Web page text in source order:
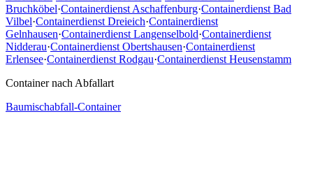
Bruchköbel·Containerdienst Aschaffenburg·Containerdienst Bad
Vilbel·Containerdienst Dreieich·Containerdienst
Gelnhausen·Containerdienst Langenselbold·Containerdienst
Nidderau·Containerdienst Obertshausen·Containerdienst
Erlensee·Containerdienst Rodgau·Containerdienst Heusenstamm
Container nach Abfallart
Baumischabfall-Container